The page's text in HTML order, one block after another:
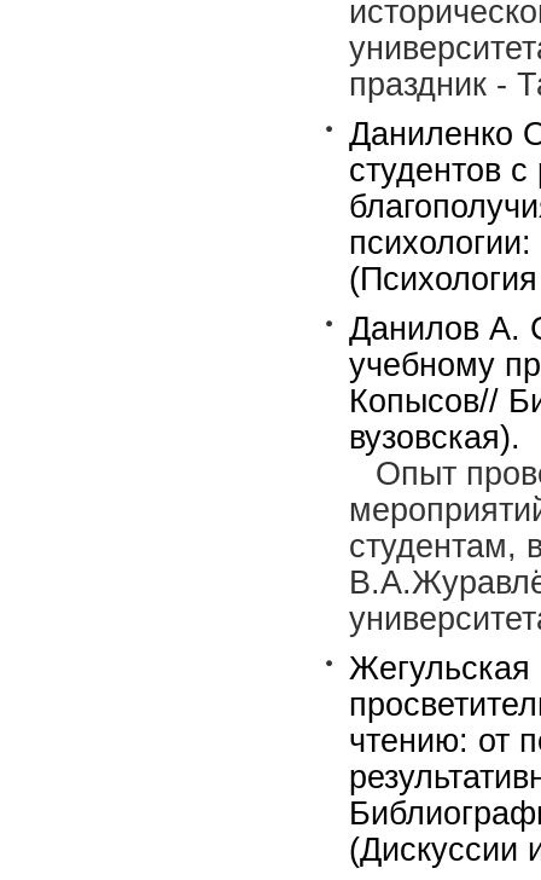
праздник -
Даниленко
студентов
Данилов А.
учебному
Копысов//
вузовская).
Опыт
студентам,
чтению: от
(Дискуссии